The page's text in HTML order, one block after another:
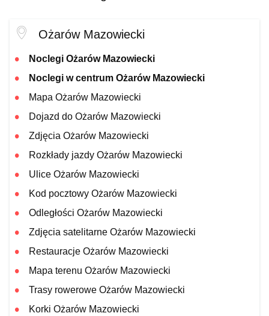
Ożarów Mazowiecki
Noclegi Ożarów Mazowiecki
Noclegi w centrum Ożarów Mazowiecki
Mapa Ożarów Mazowiecki
Dojazd do Ożarów Mazowiecki
Zdjęcia Ożarów Mazowiecki
Rozkłady jazdy Ożarów Mazowiecki
Ulice Ożarów Mazowiecki
Kod pocztowy Ożarów Mazowiecki
Odległości Ożarów Mazowiecki
Zdjęcia satelitarne Ożarów Mazowiecki
Restauracje Ożarów Mazowiecki
Mapa terenu Ożarów Mazowiecki
Trasy rowerowe Ożarów Mazowiecki
Korki Ożarów Mazowiecki